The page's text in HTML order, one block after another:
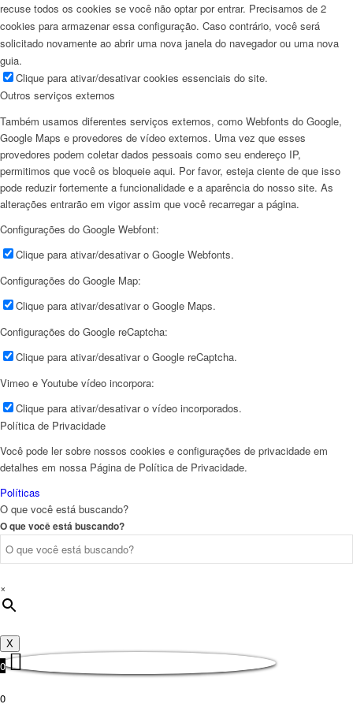
recuse todos os cookies se você não optar por entrar. Precisamos de 2
cookies para armazenar essa configuração. Caso contrário, você será
solicitado novamente ao abrir uma nova janela do navegador ou uma nova
guia.
Clique para ativar/desativar cookies essenciais do site.
Outros serviços externos
Também usamos diferentes serviços externos, como Webfonts do Google,
Google Maps e provedores de vídeo externos. Uma vez que esses
provedores podem coletar dados pessoais como seu endereço IP,
permitimos que você os bloqueie aqui. Por favor, esteja ciente de que isso
pode reduzir fortemente a funcionalidade e a aparência do nosso site. As
alterações entrarão em vigor assim que você recarregar a página.
Configurações do Google Webfont:
Clique para ativar/desativar o Google Webfonts.
Configurações do Google Map:
Clique para ativar/desativar o Google Maps.
Configurações do Google reCaptcha:
Clique para ativar/desativar o Google reCaptcha.
Vimeo e Youtube vídeo incorpora:
Clique para ativar/desativar o vídeo incorporados.
Política de Privacidade
Você pode ler sobre nossos cookies e configurações de privacidade em
detalhes em nossa Página de Política de Privacidade.
Políticas
O que você está buscando?
O que você está buscando?
×
X
0
0